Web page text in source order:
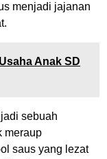
menjadi jajanan
Anak SD
sebuah
meraup
saus yang lezat